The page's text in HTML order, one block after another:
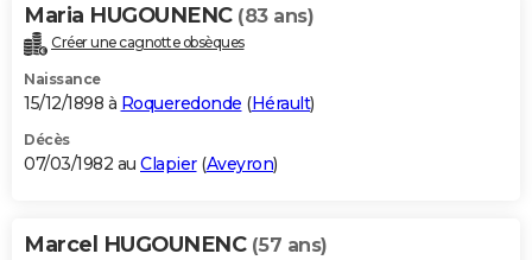
Maria HUGOUNENC (83 ans)
Créer une cagnotte obsèques
Naissance
15/12/1898 à Roqueredonde (Hérault)
Décès
07/03/1982 au Clapier(Aveyron)
Marcel HUGOUNENC (57 ans)